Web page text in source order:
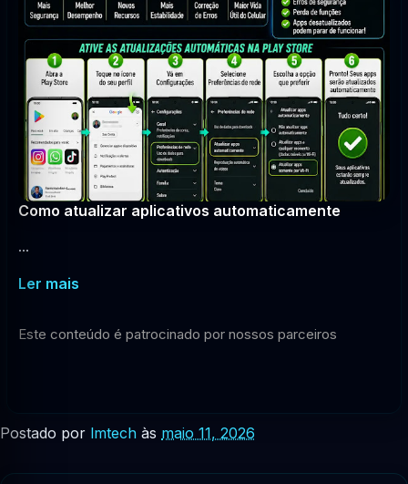
Como atualizar aplicativos automaticamente
...
Ler mais
Este conteúdo é patrocinado por nossos parceiros
Postado por lmtech às maio 11, 2026